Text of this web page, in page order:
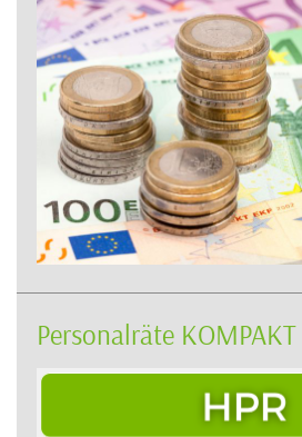
Personalräte KOMPAKT